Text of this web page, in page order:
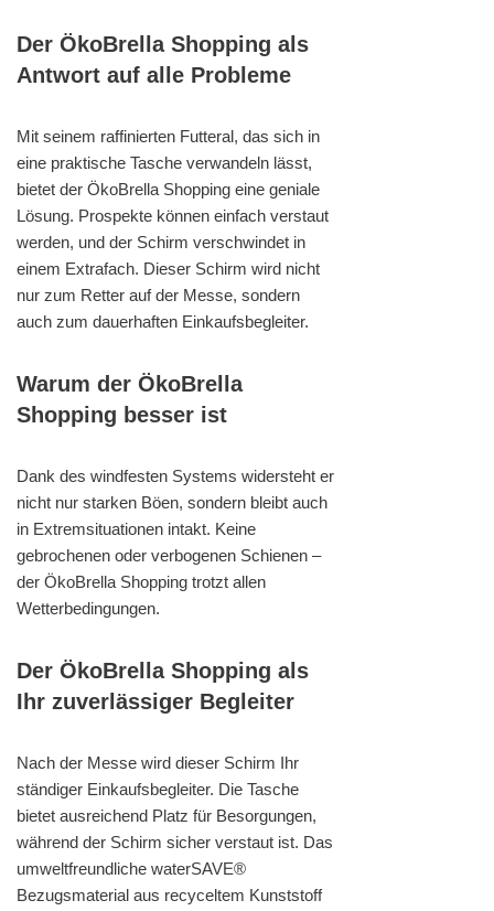
Der ÖkoBrella Shopping als
Antwort auf alle Probleme
Mit seinem raffinierten Futteral, das sich in
eine praktische Tasche verwandeln lässt,
bietet der ÖkoBrella Shopping eine geniale
Lösung. Prospekte können einfach verstaut
werden, und der Schirm verschwindet in
einem Extrafach. Dieser Schirm wird nicht
nur zum Retter auf der Messe, sondern
auch zum dauerhaften Einkaufsbegleiter.
Warum der ÖkoBrella
Shopping besser ist
Dank des windfesten Systems widersteht er
nicht nur starken Böen, sondern bleibt auch
in Extremsituationen intakt. Keine
gebrochenen oder verbogenen Schienen –
der ÖkoBrella Shopping trotzt allen
Wetterbedingungen.
Der ÖkoBrella Shopping als
Ihr zuverlässiger Begleiter
Nach der Messe wird dieser Schirm Ihr
ständiger Einkaufsbegleiter. Die Tasche
bietet ausreichend Platz für Besorgungen,
während der Schirm sicher verstaut ist. Das
umweltfreundliche waterSAVE®
Bezugsmaterial aus recyceltem Kunststoff